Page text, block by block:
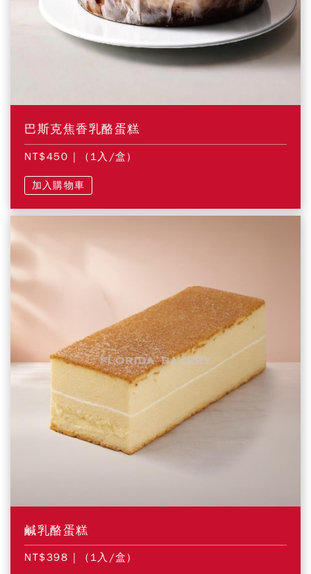
巴斯克焦香乳酪蛋糕
NT$450 | (1入/盒)
加入購物車
鹹乳酪蛋糕
NT$398 | (1入/盒)